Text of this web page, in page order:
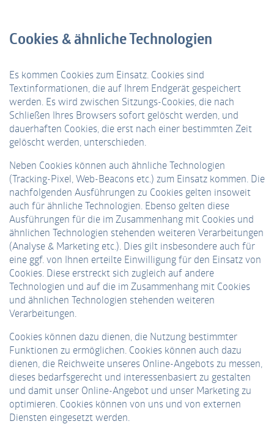
Cookies & ähnliche Technologien
Es kommen Cookies zum Einsatz. Cookies sind
Textinformationen, die auf Ihrem Endgerät gespeichert
werden. Es wird zwischen Sitzungs-Cookies, die nach
Schließen Ihres Browsers sofort gelöscht werden, und
dauerhaften Cookies, die erst nach einer bestimmten Zeit
gelöscht werden, unterschieden.
Neben Cookies können auch ähnliche Technologien
(Tracking-Pixel, Web-Beacons etc.) zum Einsatz kommen. Die
nachfolgenden Ausführungen zu Cookies gelten insoweit
auch für ähnliche Technologien. Ebenso gelten diese
Ausführungen für die im Zusammenhang mit Cookies und
ähnlichen Technologien stehenden weiteren Verarbeitungen
(Analyse & Marketing etc.). Dies gilt insbesondere auch für
eine ggf. von Ihnen erteilte Einwilligung für den Einsatz von
Cookies. Diese erstreckt sich zugleich auf andere
Technologien und auf die im Zusammenhang mit Cookies
und ähnlichen Technologien stehenden weiteren
Verarbeitungen.
Cookies können dazu dienen, die Nutzung bestimmter
Funktionen zu ermöglichen. Cookies können auch dazu
dienen, die Reichweite unseres Online-Angebots zu messen,
dieses bedarfsgerecht und interessenbasiert zu gestalten
und damit unser Online-Angebot und unser Marketing zu
optimieren. Cookies können von uns und von externen
Diensten eingesetzt werden.